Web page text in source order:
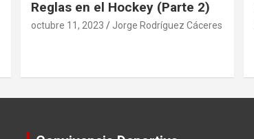
Reglas en el Hockey (Parte 2)
octubre 11, 2023 Jorge Rodríguez Cáceres